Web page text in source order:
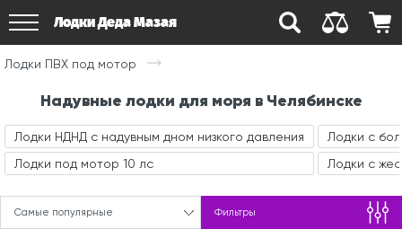
Лодки Деда Мазая
Лодки ПВХ под мотор
Надувные лодки для моря в Челябинске
Лодки НДНД с надувным дном низкого давления
Лодки под мотор 10 лс
Лодки с
Лодки с
Самые популярные Фильтры